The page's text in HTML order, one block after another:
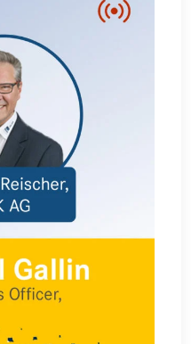
21:9 Ultrawide Displays